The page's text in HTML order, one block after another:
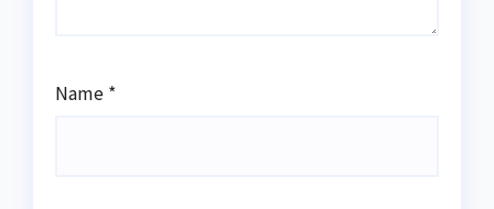
Name *